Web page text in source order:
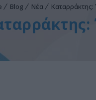
Blog Νέα